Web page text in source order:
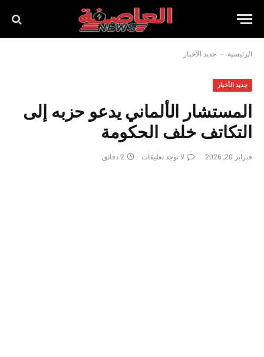
الرئيسية - جديد الأخبار
جديد الأخبار
المستشار الألماني يدعو حزبه إلى
التكاتف خلف الحكومة
فبراير 20, 2026 لا توجد تعليقات 2 دقائق